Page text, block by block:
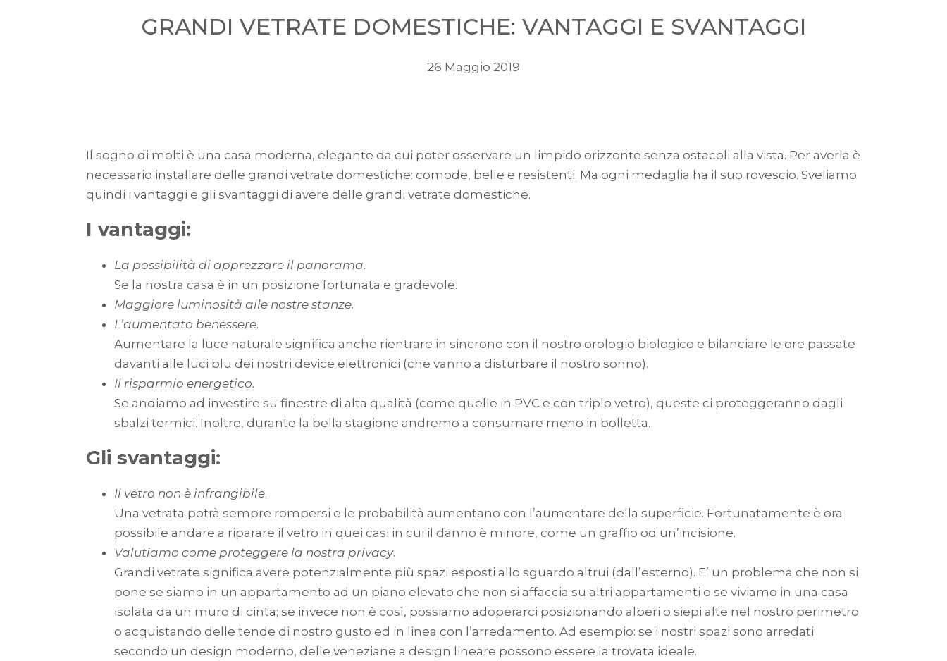
GRANDI VETRATE DOMESTICHE: VANTAGGI E SVANTAGGI
26 Maggio 2019
Il sogno di molti è una casa moderna, elegante da cui poter osservare un limpido orizzonte senza ostacoli alla vista. Per averla è
necessario installare delle grandi vetrate domestiche: comode, belle e resistenti. Ma ogni medaglia ha il suo rovescio. Sveliamo
quindi i vantaggi e gli svantaggi di avere delle grandi vetrate domestiche.
I vantaggi:
La possibilità di apprezzare il panorama.
Se la nostra casa è in un posizione fortunata e gradevole.
Maggiore luminosità alle nostre stanze.
L’aumentato benessere.
Aumentare la luce naturale significa anche rientrare in sincrono con il nostro orologio biologico e bilanciare le ore passate
davanti alle luci blu dei nostri device elettronici (che vanno a disturbare il nostro sonno).
Il risparmio energetico.
Se andiamo ad investire su finestre di alta qualità (come quelle in PVC e con triplo vetro), queste ci proteggeranno dagli
sbalzi termici. Inoltre, durante la bella stagione andremo a consumare meno in bolletta.
Gli svantaggi:
Il vetro non è infrangibile.
Una vetrata potrà sempre rompersi e le probabilità aumentano con l’aumentare della superficie. Fortunatamente è ora
possibile andare a riparare il vetro in quei casi in cui il danno è minore, come un graffio od un’incisione.
Valutiamo come proteggere la nostra privacy.
Grandi vetrate significa avere potenzialmente più spazi esposti allo sguardo altrui (dall’esterno). E’ un problema che non si
pone se siamo in un appartamento ad un piano elevato che non si affaccia su altri appartamenti o se viviamo in una casa
isolata da un muro di cinta; se invece non è così, possiamo adoperarci posizionando alberi o siepi alte nel nostro perimetro
o acquistando delle tende di nostro gusto ed in linea con l’arredamento. Ad esempio: se i nostri spazi sono arredati
secondo un design moderno, delle veneziane a design lineare possono essere la trovata ideale.